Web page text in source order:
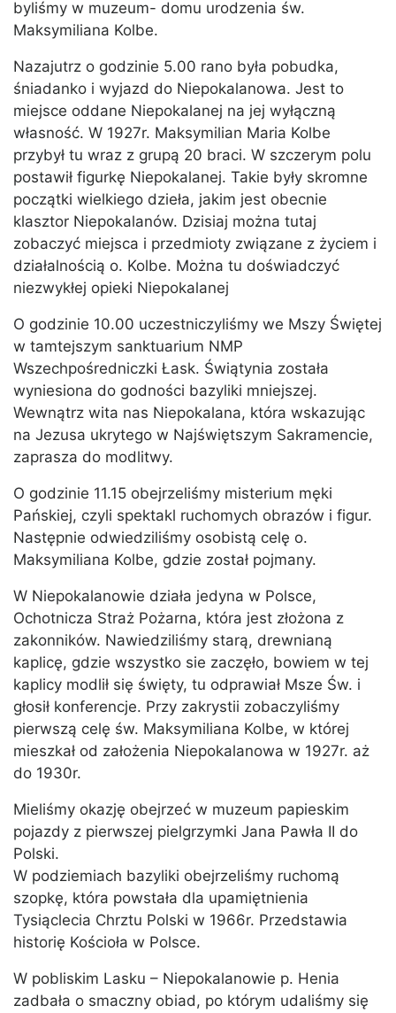
byliśmy w muzeum- domu urodzenia św.
Maksymiliana Kolbe.
Nazajutrz o godzinie 5.00 rano była pobudka,
śniadanko i wyjazd do Niepokalanowa. Jest to
miejsce oddane Niepokalanej na jej wyłączną
własność. W 1927r. Maksymilian Maria Kolbe
przybył tu wraz z grupą 20 braci. W szczerym polu
postawił figurkę Niepokalanej. Takie były skromne
początki wielkiego dzieła, jakim jest obecnie
klasztor Niepokalanów. Dzisiaj można tutaj
zobaczyć miejsca i przedmioty związane z życiem i
działalnością o. Kolbe. Można tu doświadczyć
niezwykłej opieki Niepokalanej
O godzinie 10.00 uczestniczyliśmy we Mszy Świętej
w tamtejszym sanktuarium NMP
Wszechpośredniczki Łask. Świątynia została
wyniesiona do godności bazyliki mniejszej.
Wewnątrz wita nas Niepokalana, która wskazując
na Jezusa ukrytego w Najświętszym Sakramencie,
zaprasza do modlitwy.
O godzinie 11.15 obejrzeliśmy misterium męki
Pańskiej, czyli spektakl ruchomych obrazów i figur.
Następnie odwiedziliśmy osobistą celę o.
Maksymiliana Kolbe, gdzie został pojmany.
W Niepokalanowie działa jedyna w Polsce,
Ochotnicza Straż Pożarna, która jest złożona z
zakonników. Nawiedziliśmy starą, drewnianą
kaplicę, gdzie wszystko sie zaczęło, bowiem w tej
kaplicy modlił się święty, tu odprawiał Msze Św. i
głosił konferencje. Przy zakrystii zobaczyliśmy
pierwszą celę św. Maksymiliana Kolbe, w której
mieszkał od założenia Niepokalanowa w 1927r. aż
do 1930r.
Mieliśmy okazję obejrzeć w muzeum papieskim
pojazdy z pierwszej pielgrzymki Jana Pawła II do
Polski.
W podziemiach bazyliki obejrzeliśmy ruchomą
szopkę, która powstała dla upamiętnienia
Tysiąclecia Chrztu Polski w 1966r. Przedstawia
historię Kościoła w Polsce.
W pobliskim Lasku – Niepokalanowie p. Henia
zadbała o smaczny obiad, po którym udaliśmy się